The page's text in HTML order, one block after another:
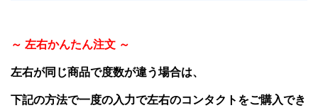
～ 左右かんたん注文 ～
左右が同じ商品で度数が違う場合は、
下記の方法で一度の入力で左右のコンタクトをご購入でき